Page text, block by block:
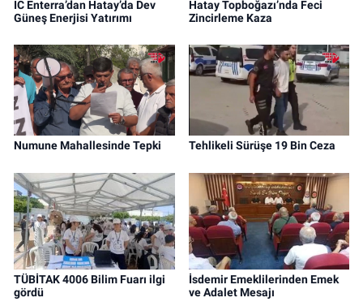
IC Enterra’dan Hatay’da Dev
Güneş Enerjisi Yatırımı
Hatay Topboğazı’nda Feci
Zincirleme Kaza
Numune Mahallesinde Tepki Tehlikeli Sürüşe 19 Bin Ceza
TÜBİTAK 4006 Bilim Fuarı ilgi
gördü
İsdemir Emeklilerinden Emek
ve Adalet Mesajı